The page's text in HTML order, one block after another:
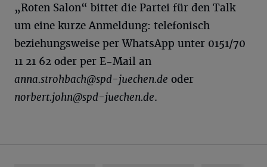
„Roten Salon“ bittet die Partei für den Talk
um eine kurze Anmeldung: telefonisch
beziehungsweise per WhatsApp unter 0151/70
11 21 62 oder per E-Mail an
anna.strohbach@spd-juechen.de oder
norbert.john@spd-juechen.de.